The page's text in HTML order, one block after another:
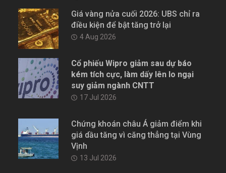
Giá vàng nửa cuối 2026: UBS chỉ ra
điều kiện để bật tăng trở lại
4 Aug 2026
Cổ phiếu Wipro giảm sau dự báo
kém tích cực, làm dấy lên lo ngại
suy giảm ngành CNTT
17 Jul 2026
Chứng khoán châu Á giảm điểm khi
giá dầu tăng vì căng thẳng tại Vùng
Vịnh
13 Jul 2026